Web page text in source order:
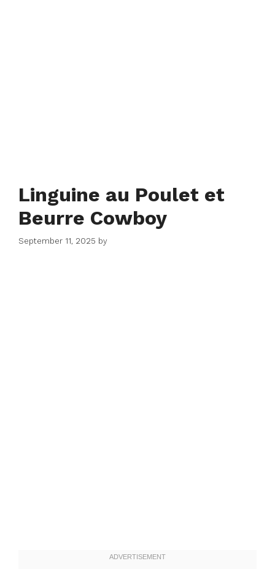
Linguine au Poulet et
Beurre Cowboy
September 11, 2025 by